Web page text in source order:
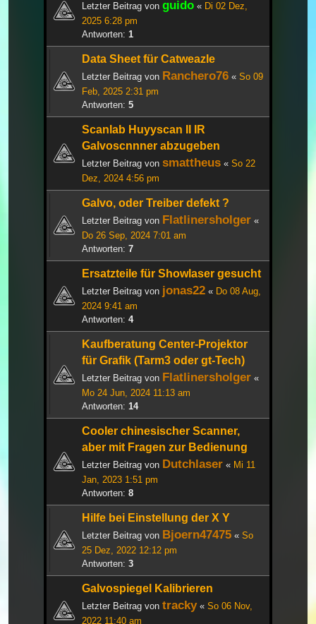
Letzter Beitrag von guido « Di 02 Dez,
2025 6:28 pm
Antworten: 1
Data Sheet für Catweazle
Letzter Beitrag von Ranchero76 « So 09
Feb, 2025 2:31 pm
Antworten: 5
Scanlab Huyyscan II IR
Galvoscnnner abzugeben
Letzter Beitrag von smattheus « So 22
Dez, 2024 4:56 pm
Galvo, oder Treiber defekt ?
Letzter Beitrag von Flatlinersholger «
Do 26 Sep, 2024 7:01 am
Antworten: 7
Ersatzteile für Showlaser gesucht
Letzter Beitrag von jonas22 « Do 08 Aug,
2024 9:41 am
Antworten: 4
Kaufberatung Center-Projektor
für Grafik (Tarm3 oder gt-Tech)
Letzter Beitrag von Flatlinersholger «
Mo 24 Jun, 2024 11:13 am
Antworten: 14
Cooler chinesischer Scanner,
aber mit Fragen zur Bedienung
Letzter Beitrag von Dutchlaser « Mi 11
Jan, 2023 1:51 pm
Antworten: 8
Hilfe bei Einstellung der X Y
Letzter Beitrag von Bjoern47475 « So
25 Dez, 2022 12:12 pm
Antworten: 3
Galvospiegel Kalibrieren
Letzter Beitrag von tracky« So 06 Nov,
2022 11:40 am